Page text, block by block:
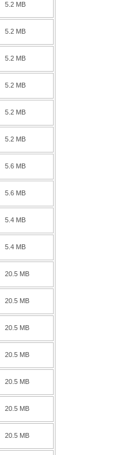
5.2 MB
5.2 MB
5.2 MB
5.2 MB
5.2 MB
5.2 MB
5.6 MB
5.6 MB
5.4 MB
5.4 MB
20.5 MB
20.5 MB
20.5 MB
20.5 MB
20.5 MB
20.5 MB
20.5 MB